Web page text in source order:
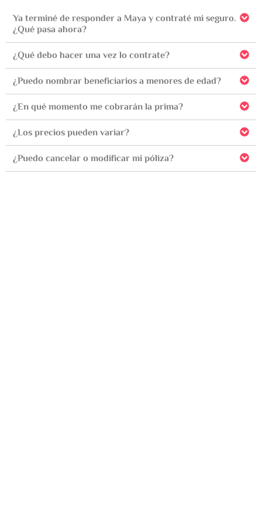
Ya terminé de responder a Maya y contraté mi seguro.
¿Qué pasa ahora?
¿Qué debo hacer una vez lo contrate?
¿Puedo nombrar beneficiarios a menores de edad?
¿En qué momento me cobrarán la prima?
¿Los precios pueden variar?
¿Puedo cancelar o modificar mi póliza?